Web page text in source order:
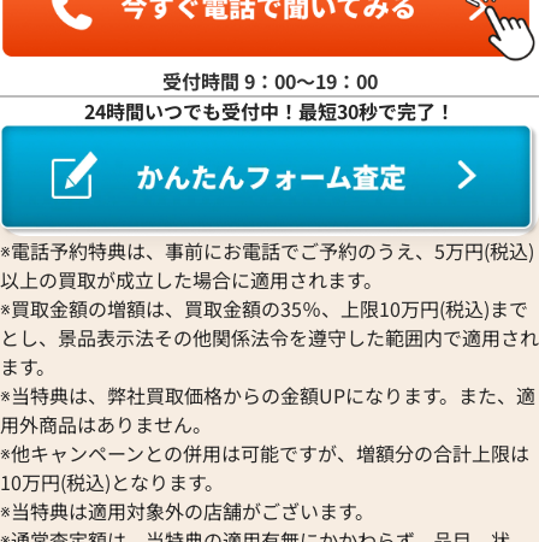
イトジャスト 126303G ブラ
日時点の参考買取価格です
ロレックス デイトジャスト
ルド
参考買取価格
1,654,000円
※2025年9月9日時点の参考買
EDOX
エドックス
EBERHARD
エベラール
EBEL
エベル
EPOS
Hermes
エルメス
OMEGA
オメガ
ORIENT
オリエント
ORIS
オリス
Audemars Piguet
オーデマ ピゲ
Vacheron Constantin
グラハム
Grand Seiko
グランドセイコー
CORUM
コルム
Concord
コンコルド
Jaeger-LeCoultre
ジャケ・ドロー
Girard-Perregaux
ジラール・ペルゴ
Sinn
ジン
STOWA
ストーヴァ
SEIKO
セイコー
CENTURY
センチュリー
ZENITH
ゼニス
ピエール・クンツ
FRANCK MULLER
フランク ミュラー
BOUCHERON
ブシュロン
BREITLING
ブライトリング
Blancpain
ブランパン
BVLGARI
ブルガリ
Breguet
ブレゲ
BULOVA
ブローバ
Bell & Ross
ベル＆ロス
BAUME＆MERCIER
ロジェ・デュブイ
ROLEX
ロレックス
LONGINES
ロンジン
受付時間 9：00〜19：00
24時間いつでも受付中！最短30秒で完了！
※電話予約特典は、事前にお電話でご予約のうえ、5万円(税込)
以上の買取が成立した場合に適用されます。
※買取金額の増額は、買取金額の35％、上限10万円(税込)まで
とし、景品表示法その他関係法令を遵守した範囲内で適用され
ます。
※当特典は、弊社買取価格からの金額UPになります。また、適
用外商品はありません。
※他キャンペーンとの併用は可能ですが、増額分の合計上限は
10万円(税込)となります。
※当特典は適用対象外の店舗がございます。